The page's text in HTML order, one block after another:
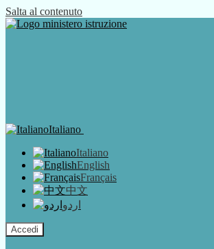
Salta al contenuto
Italiano
Italiano
English
Français
中文
اردو
Accedi